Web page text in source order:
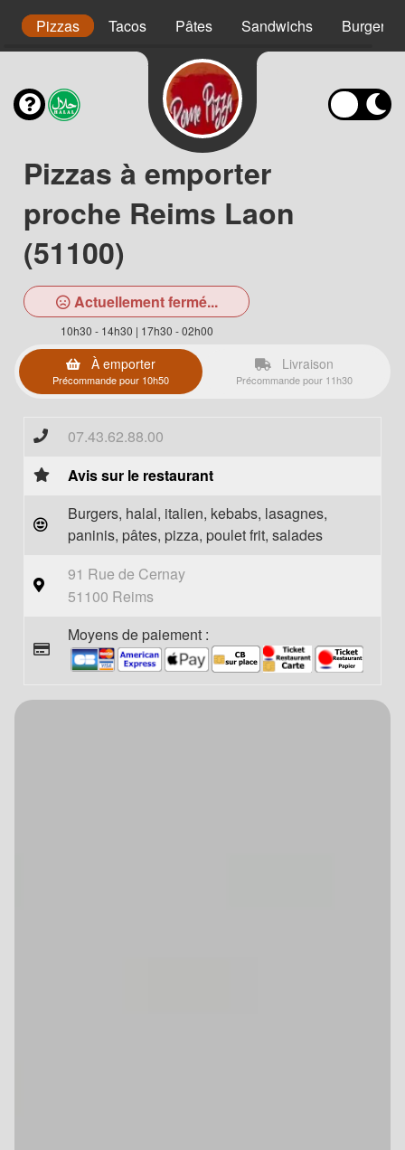
Pizzas Tacos Pâtes Sandwichs Burgers
Pizzas à emporter
proche Reims Laon
(51100)
Actuellement fermé...
10h30 - 14h30 | 17h30 - 02h00
À emporter
Précommande pour 10h50
Livraison
Précommande pour 11h30
07.43.62.88.00
Avis sur le restaurant
Burgers, halal, italien, kebabs, lasagnes,
paninis, pâtes, pizza, poulet frit, salades
91 Rue de Cernay
51100 Reims
Moyens de paiement :